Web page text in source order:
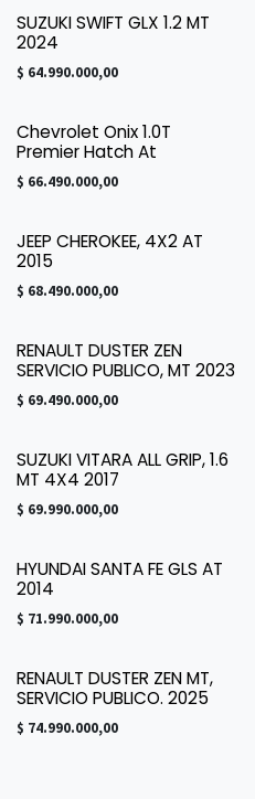
¡Nuevo!
SUZUKI SWIFT GLX 1.2 MT
2024
$ 64.990.000,00
Chevrolet Onix 1.0T
Premier Hatch At
$ 66.490.000,00
JEEP CHEROKEE, 4X2 AT
2015
$ 68.490.000,00
¡Nuevo!
RENAULT DUSTER ZEN
SERVICIO PUBLICO, MT 2023
$ 69.490.000,00
SUZUKI VITARA ALL GRIP, 1.6
MT 4X4 2017
$ 69.990.000,00
HYUNDAI SANTA FE GLS AT
2014
$ 71.990.000,00
¡Nuevo!
RENAULT DUSTER ZEN MT,
SERVICIO PUBLICO. 2025
$ 74.990.000,00